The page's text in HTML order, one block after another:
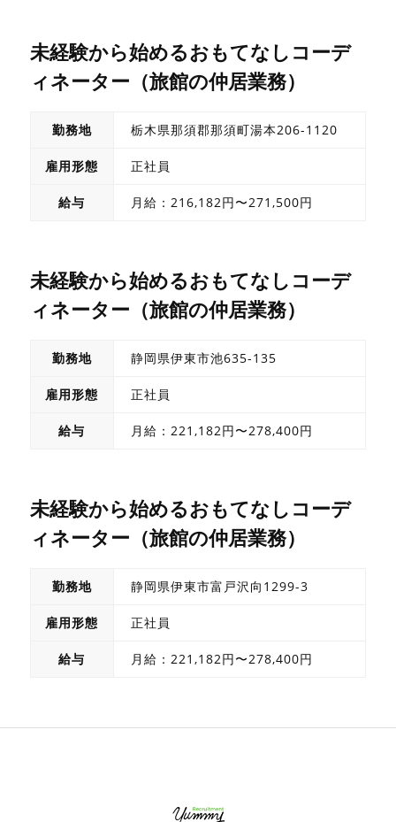
未経験から始めるおもてなしコーデ
ィネーター（旅館の仲居業務）
勤務地 栃木県那須郡那須町湯本206-1120
雇用形態 正社員
給与 月給：216,182円〜271,500円
未経験から始めるおもてなしコーデ
ィネーター（旅館の仲居業務）
勤務地 静岡県伊東市池635-135
雇用形態 正社員
給与 月給：221,182円〜278,400円
未経験から始めるおもてなしコーデ
ィネーター（旅館の仲居業務）
勤務地 静岡県伊東市富戸沢向1299-3
雇用形態 正社員
給与 月給：221,182円〜278,400円